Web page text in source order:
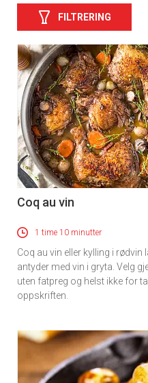
FILTRERING
Coq au vin
1 time 10 minutter
Coq au vin eller kylling i
antyder med vin i gryta. Velg
uten fatpreg og helst ikke for
oppskriften.